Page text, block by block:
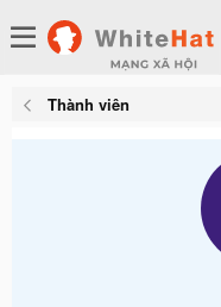
Thành viên